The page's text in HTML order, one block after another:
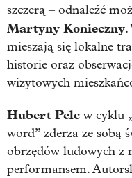
szczerą – odnaleźć
Martyny Konieczny.
mieszają się lokalne
historie oraz
wizytowych
Hubert Pelc w cyklu
word” zderza ze sobą
obrzędów ludowych z
performansem.